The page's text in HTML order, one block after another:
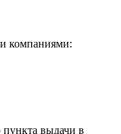
компаниями:
выдачи в